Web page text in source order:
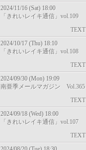
2024/11/16 (Sat) 18:00
「きれいレイキ通信」vol.109
TEXT
2024/10/17 (Thu) 18:10
「きれいレイキ通信」vol.108
TEXT
2024/09/30 (Mon) 19:09
南亜季メールマガジン Vol.365
TEXT
2024/09/18 (Wed) 18:00
「きれいレイキ通信」vol.107
TEXT